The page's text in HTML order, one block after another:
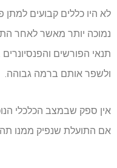
לא היו כללים קבועים
נמוכה יותר מאשר לאחר
תנאי הפורשים
ולשפר אותם ברמה גבוהה.
אין ספק שבמצב הכלכלי
אם התועלת שנפיק ממנו